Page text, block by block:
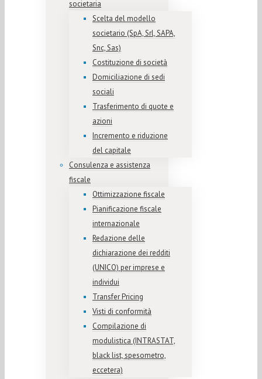
societaria
Scelta del modello
societario (SpA, Srl, SAPA,
Snc, Sas)
Costituzione di società
Domiciliazione di sedi
sociali
Trasferimento di quote e
azioni
Incremento e riduzione
del capitale
Consulenza e assistenza
fiscale
Ottimizzazione fiscale
Pianificazione fiscale
internazionale
Redazione delle
dichiarazione dei redditi
(UNICO) per imprese e
individui
Transfer Pricing
Visti di conformità
Compilazione di
modulistica (INTRASTAT,
black list, spesometro,
eccetera)